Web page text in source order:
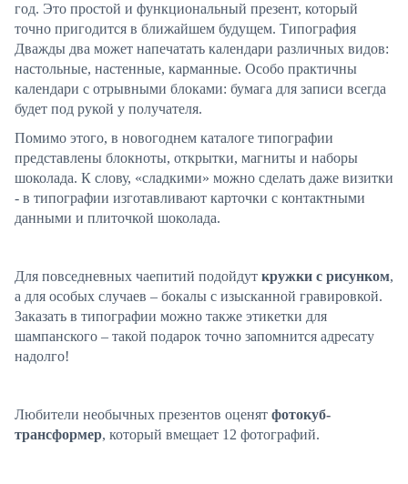
год. Это простой и функциональный презент, который
точно пригодится в ближайшем будущем. Типография
Дважды два может напечатать календари различных видов:
настольные, настенные, карманные. Особо практичны
календари с отрывными блоками: бумага для записи всегда
будет под рукой у получателя.
Помимо этого, в новогоднем каталоге типографии
представлены блокноты, открытки, магниты и наборы
шоколада. К слову, «сладкими» можно сделать даже визитки
- в типографии изготавливают карточки с контактными
данными и плиточкой шоколада.
Для повседневных чаепитий подойдут кружки с рисунком,
а для особых случаев – бокалы с изысканной гравировкой.
Заказать в типографии можно также этикетки для
шампанского – такой подарок точно запомнится адресату
надолго!
Любители необычных презентов оценят фотокуб-
трансформер, который вмещает 12 фотографий.